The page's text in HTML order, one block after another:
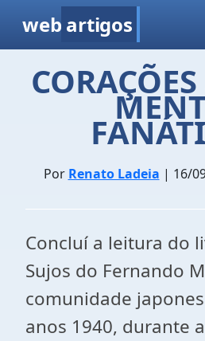
web artigos
Por Renato Ladeia | 16/
Concluí a leitura do
Sujos do Fernando
comunidade
anos 1940, durante